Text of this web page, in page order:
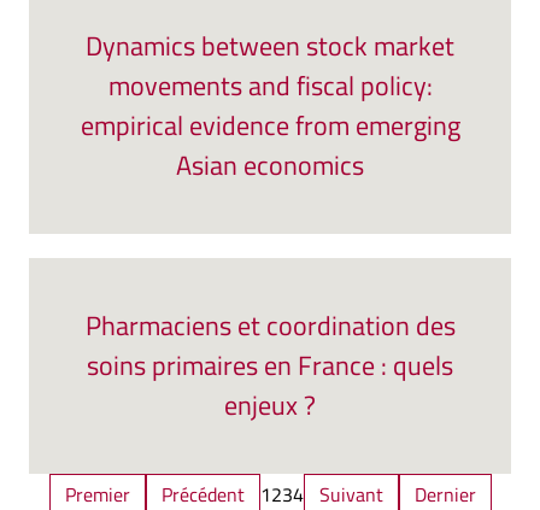
Dynamics between stock market
movements and fiscal policy:
empirical evidence from emerging
Asian economics
Pharmaciens et coordination des
soins primaires en France : quels
enjeux ?
Premier Précédent 1234 Suivant Dernier